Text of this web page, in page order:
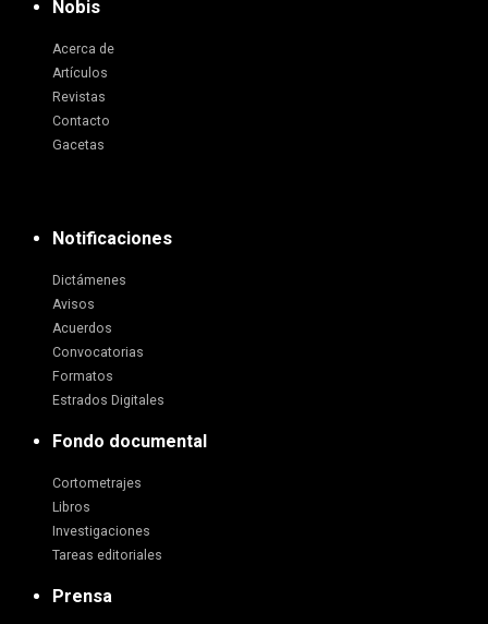
Nobis
Acerca de
Artículos
Revistas
Contacto
Gacetas
Notificaciones
Dictámenes
Avisos
Acuerdos
Convocatorias
Formatos
Estrados Digitales
Fondo documental
Cortometrajes
Libros
Investigaciones
Tareas editoriales
Prensa